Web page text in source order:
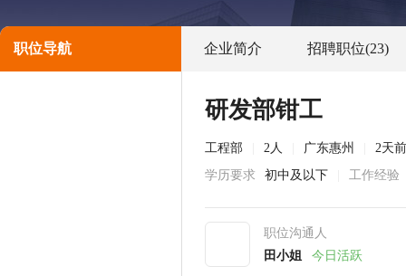
职位导航 企业简介 招聘职位(23)
研发部钳工
工程部 2人 广东惠州
2天
学历要求
初中及以下 工作经验
职位沟通人
田小姐
今日活跃